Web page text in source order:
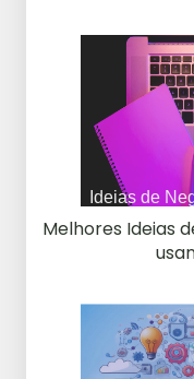
Melhores Ideias